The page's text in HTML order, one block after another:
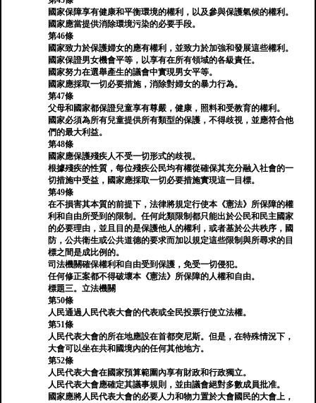
國家保障享有健康和平衡環境的權利，以及參與保護氣候的權利。
國家應當提供消除環境污染的必要手段。
第46條
國家致力於保護婦女的應有權利，並致力於加強和發展這些權利。
國家保證男女機會平等，以享有在所有領域的各級責任。
國家努力在選舉產生的議會中實現男女平等。
國家應採取一切必要措施，消除對婦女的暴力行為。
第47條
父母和國家都保證兒童享有尊嚴，健康，照料和受教育的權利。
國家必須為所有兒童提供所有類型的保護，不得歧視，並應符合他
們的最大利益。
第48條
國家應保護殘疾人不受一切形式的歧視。
根據殘疾的性質，每位殘疾公民均有權從確保其充分融入社會的一
切措施中受益，國家應採取一切必要措施實現這一目標。
第49條
在不損害其本質的前提下，法律將規定行使本《憲法》所保障的權
利和自由所受到的限制。任何此類限制都只能出於公民和民主國家
的必要理由，並且目的是保護他人的權利，或者基於公共秩序，國
防，公共衛生或公共道德的要求而加以規定這些限制與所尋求的目
標之間是成比例的。
司法機關確保權利和自由受到保護，免受一切侵犯。
任何修正案都不得破壞本《憲法》所保障的人權和自由。
標題三。立法機關
第50條
人民通過人民代表大會的代表或全民投票行使立法權。
第51條
人民代表大會的所在地應設在首都突尼斯。但是，在特殊情況下，
大會可以坐在共和國境內的任何其他地方。
第52條
人民代表大會在國家預算範圍內享有財政和行政獨立。
人民代表大會應確定其議事規則，並由議會絕對多數成員批准。
國家應將人民代表大會的必要人力和物力置於大會國民的大會上，